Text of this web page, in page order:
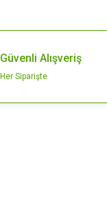
Güvenli Alışveriş
Her Siparişte